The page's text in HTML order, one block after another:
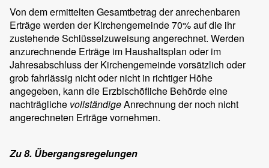
Von dem ermittelten Gesamtbetrag der anrechenbaren
Erträge werden der Kirchengemeinde 70% auf die ihr
zustehende Schlüsselzuweisung angerechnet. Werden
anzurechnende Erträge im Haushaltsplan oder im
Jahresabschluss der Kirchengemeinde vorsätzlich oder
grob fahrlässig nicht oder nicht in richtiger Höhe
angegeben, kann die Erzbischöfliche Behörde eine
nachträgliche vollständigeAnrechnung der noch nicht
angerechneten Erträge vornehmen.
Zu 8. Übergangsregelungen